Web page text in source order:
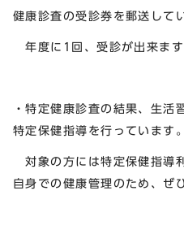
健康診査の受診券を郵送して
年度に1回、受診が出来ます
・特定健康診査の結果、生活
特定保健指導を行っています。
対象の方には特定保健指導
自身での健康管理のため、ぜ